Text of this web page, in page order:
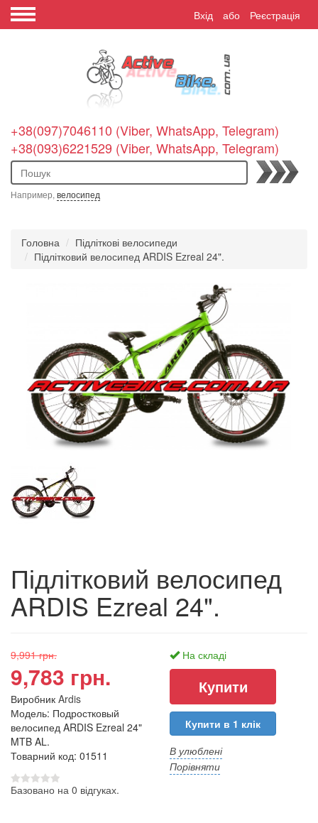
Вхід або Реєстрація
+38(097)7046110 (Viber, WhatsApp, Telegram)
+38(093)6221529 (Viber, WhatsApp, Telegram)
Пошук
Например, велосипед
Головна
Підліткові велосипеди
Підлітковий велосипед ARDIS Ezreal 24".
Підлітковий велосипед
ARDIS Ezreal 24".
9,991 грн.
9,783 грн.
Виробник Ardis
Модель: Подростковый
велосипед ARDIS Ezreal 24"
MTB AL.
Товарний код: 01511
Базовано на 0 відгуках.
На складі
Купити в 1 клік
В улюблені
Порівняти